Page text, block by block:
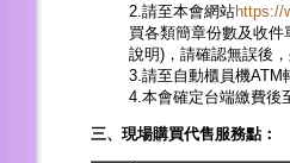
2.請至本會網站https://
買各類簡章份數及收
說明)，請確認無誤後
3.請至自動櫃員機ATM
4.本會確定台端繳費後
三、現場購買代售服務點：